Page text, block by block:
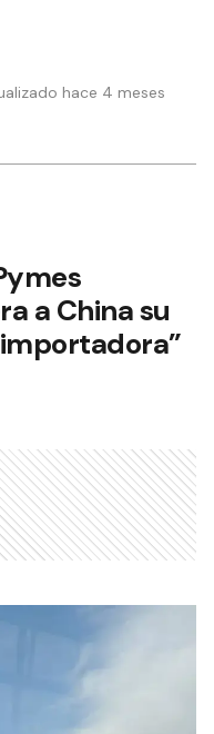
hace 4 meses
a China su